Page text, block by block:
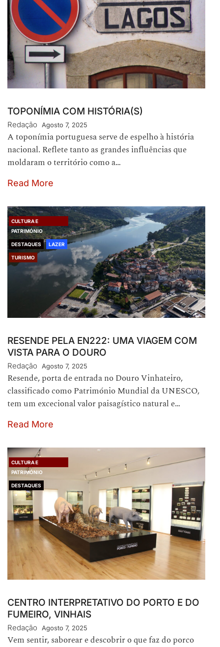
TOPONÍMIA COM HISTÓRIA(S)
Redação Agosto 7, 2025
A toponímia portuguesa serve de espelho à história
nacional. Reflete tanto as grandes influências que
moldaram o território como a…
Read More
CULTURA E
PATRIMÓNIO
DESTAQUES LAZER
TURISMO
RESENDE PELA EN222: UMA VIAGEM COM
VISTA PARA O DOURO
Redação Agosto 7, 2025
Resende, porta de entrada no Douro Vinhateiro,
classificado como Património Mundial da UNESCO,
tem um excecional valor paisagístico natural e…
Read More
CULTURA E
PATRIMÓNIO
DESTAQUES
CENTRO INTERPRETATIVO DO PORTO E DO
FUMEIRO, VINHAIS
Redação Agosto 7, 2025
Vem sentir, saborear e descobrir o que faz do porco